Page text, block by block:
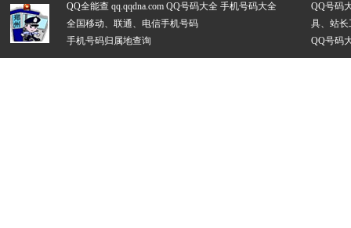
QQ全能查 qq.qqdna.com QQ号码大全 手机号码大全
全国移动、联通、电信手机号码
手机号码归属地查询
QQ号码
具、站长
QQ号码